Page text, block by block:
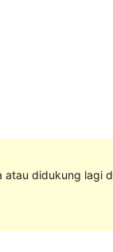
atau didukung lagi